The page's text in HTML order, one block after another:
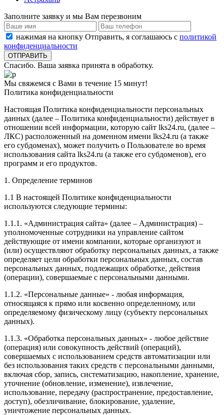
Заполните заявку и мы Вам перезвоним
нажимая на кнопку Отправить, я соглашаюсь с политикой
конфиденциальности
Спасибо. Ваша заявка принята в обработку.
Мы свяжемся с Вами в течение 15 минут!
Политика конфиденциальности
Настоящая Политика конфиденциальности персональных
данных (далее – Политика конфиденциальности) действует в
отношении всей информации, которую сайт lks24.ru, (далее –
ЛКС) расположенный на доменном имени lks24.ru (а также
его субдоменах), может получить о Пользователе во время
использования сайта lks24.ru (а также его субдоменов), его
программ и его продуктов.
1. Определение терминов
1.1 В настоящей Политике конфиденциальности
используются следующие термины:
1.1.1. «Администрация сайта» (далее – Администрация) –
уполномоченные сотрудники на управление сайтом
действующие от имени компании, которые организуют и
(или) осуществляют обработку персональных данных, а также
определяет цели обработки персональных данных, состав
персональных данных, подлежащих обработке, действия
(операции), совершаемые с персональными данными.
1.1.2. «Персональные данные» - любая информация,
относящаяся к прямо или косвенно определенному, или
определяемому физическому лицу (субъекту персональных
данных).
1.1.3. «Обработка персональных данных» - любое действие
(операция) или совокупность действий (операций),
совершаемых с использованием средств автоматизации или
без использования таких средств с персональными данными,
включая сбор, запись, систематизацию, накопление, хранение,
уточнение (обновление, изменение), извлечение,
использование, передачу (распространение, предоставление,
доступ), обезличивание, блокирование, удаление,
уничтожение персональных данных.